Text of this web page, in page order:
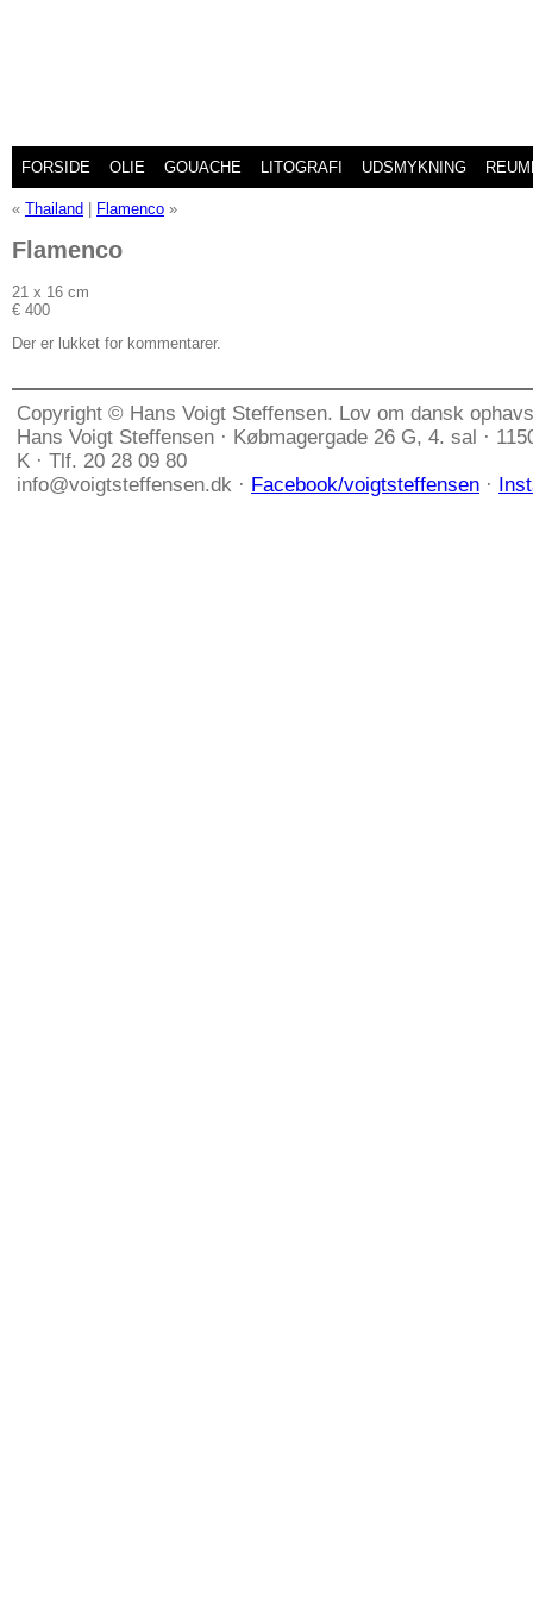
FORSIDE OLIE GOUACHE LITOGRAFI UDSMYKNING
« Thailand Flamenco »
Flamenco
21 x 16 cm
€ 400
Der er lukket for kommentarer.
Copyright © Hans Voigt Steffensen. Lov om dansk
Hans Voigt Steffensen · Købmagergade 26 G, 4. sal ·
K · Tlf. 20 28 09 80
info@voigtsteffensen.dk · Facebook/voigtsteffensen ·